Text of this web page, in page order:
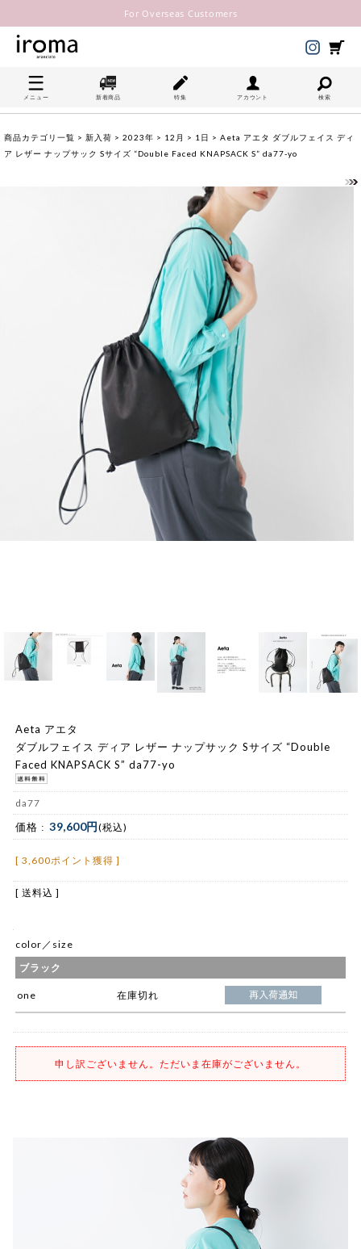
For Overseas Customers
メニュー 新着商品 特集 アカウント 検索
商品カテゴリ一覧 > 新入荷 > 2023年 > 12月 > 1日 > Aeta アエタ ダブルフェイス ディ
ア レザー ナップサック Sサイズ “Double Faced KNAPSACK S” da77-yo
Aeta アエタ
ダブルフェイス ディア レザー ナップサック Sサイズ “Double
Faced KNAPSACK S” da77-yo
da77
価格 : 39,600円(税込)
[ 3,600ポイント獲得 ]
[ 送料込 ]
color／size
ブラック
one 在庫切れ
申し訳ございません。ただいま在庫がございません。